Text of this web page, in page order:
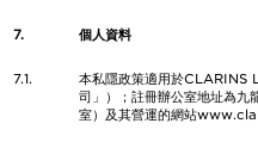
7. 個人資料
7.1.
本私隱政策適用於CLARINS
司」）；註冊辦公室地址為
室）及其營運的網站